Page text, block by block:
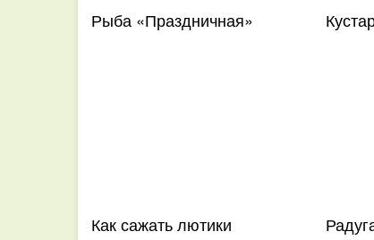
Рыба «Праздничная»
Как сажать лютики